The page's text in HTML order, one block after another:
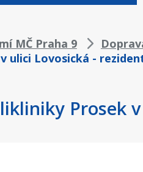
MČ Praha 9
ulici Lovosická -
Prosek